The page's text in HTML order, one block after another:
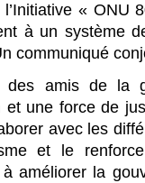
l’Initiative « ONU
à un système
communiqué
des amis de la
et une force de
avec les
et le
améliorer la